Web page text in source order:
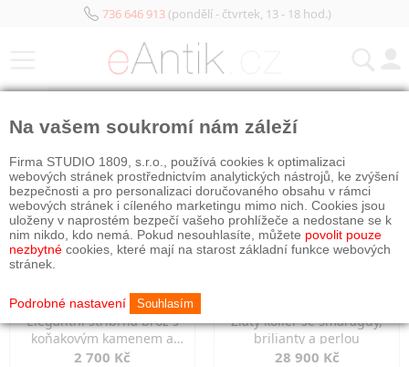
736 646 913(pondělí - čtvrtek, 13 - 18 hod.)
Elegantní stříbrná brož s
koňakovým kamenem a
markazity
2 700 Kč
Zlatý kolier se smaragdy,
brilianty a perlou
28 900 Kč
Na vašem soukromí nám záleží
Firma STUDIO 1809, s.r.o., používá cookies k optimalizaci
webových stránek prostřednictvím analytických nástrojů, ke zvýšení
bezpečnosti a pro personalizaci doručovaného obsahu v rámci
webových stránek i cíleného marketingu mimo nich. Cookies jsou
uloženy v naprostém bezpečí vašeho prohlížeče a nedostane se k
nim nikdo, kdo nemá. Pokud nesouhlasíte, můžete povolit pouze
nezbytné cookies, které mají na starost základní funkce webových
stránek.
Podrobné nastavení Souhlasím